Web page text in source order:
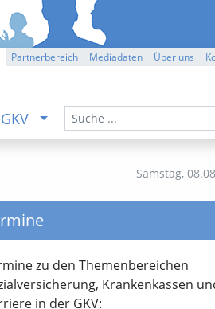
Partnerbereich Mediadaten Über uns
Samstag,
zu den Themen­bereichen
Krankenkassen
in der GKV: